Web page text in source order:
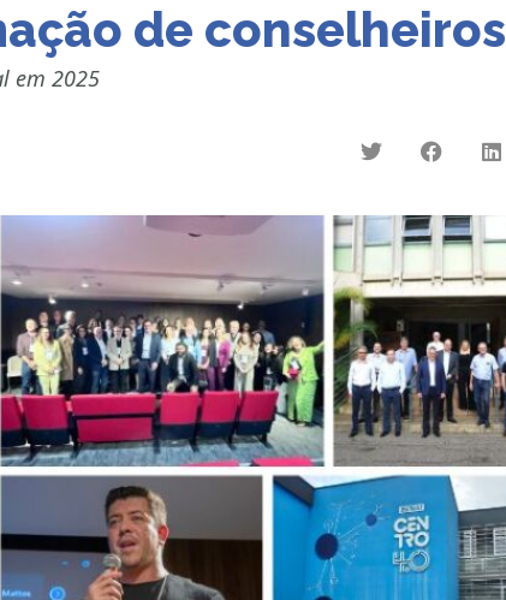
de conselheiros
em 2025